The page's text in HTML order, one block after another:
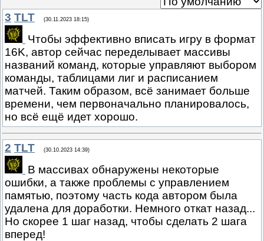
3 TLT (30.11.2023 18:15)
Чтобы эффективно вписать игру в формат
16K, автор сейчас переделывает массивы
названий команд, которые управляют выбором
команды, таблицами лиг и расписанием
матчей. Таким образом, всё занимает больше
времени, чем первоначально планировалось,
но всё ещё идет хорошо.
2 TLT (30.10.2023 14:39)
В массивах обнаружены некоторые
ошибки, а также проблемы с управлением
памятью, поэтому часть кода автором была
удалена для доработки. Немного откат назад...
Но скорее 1 шаг назад, чтобы сделать 2 шага
вперед!